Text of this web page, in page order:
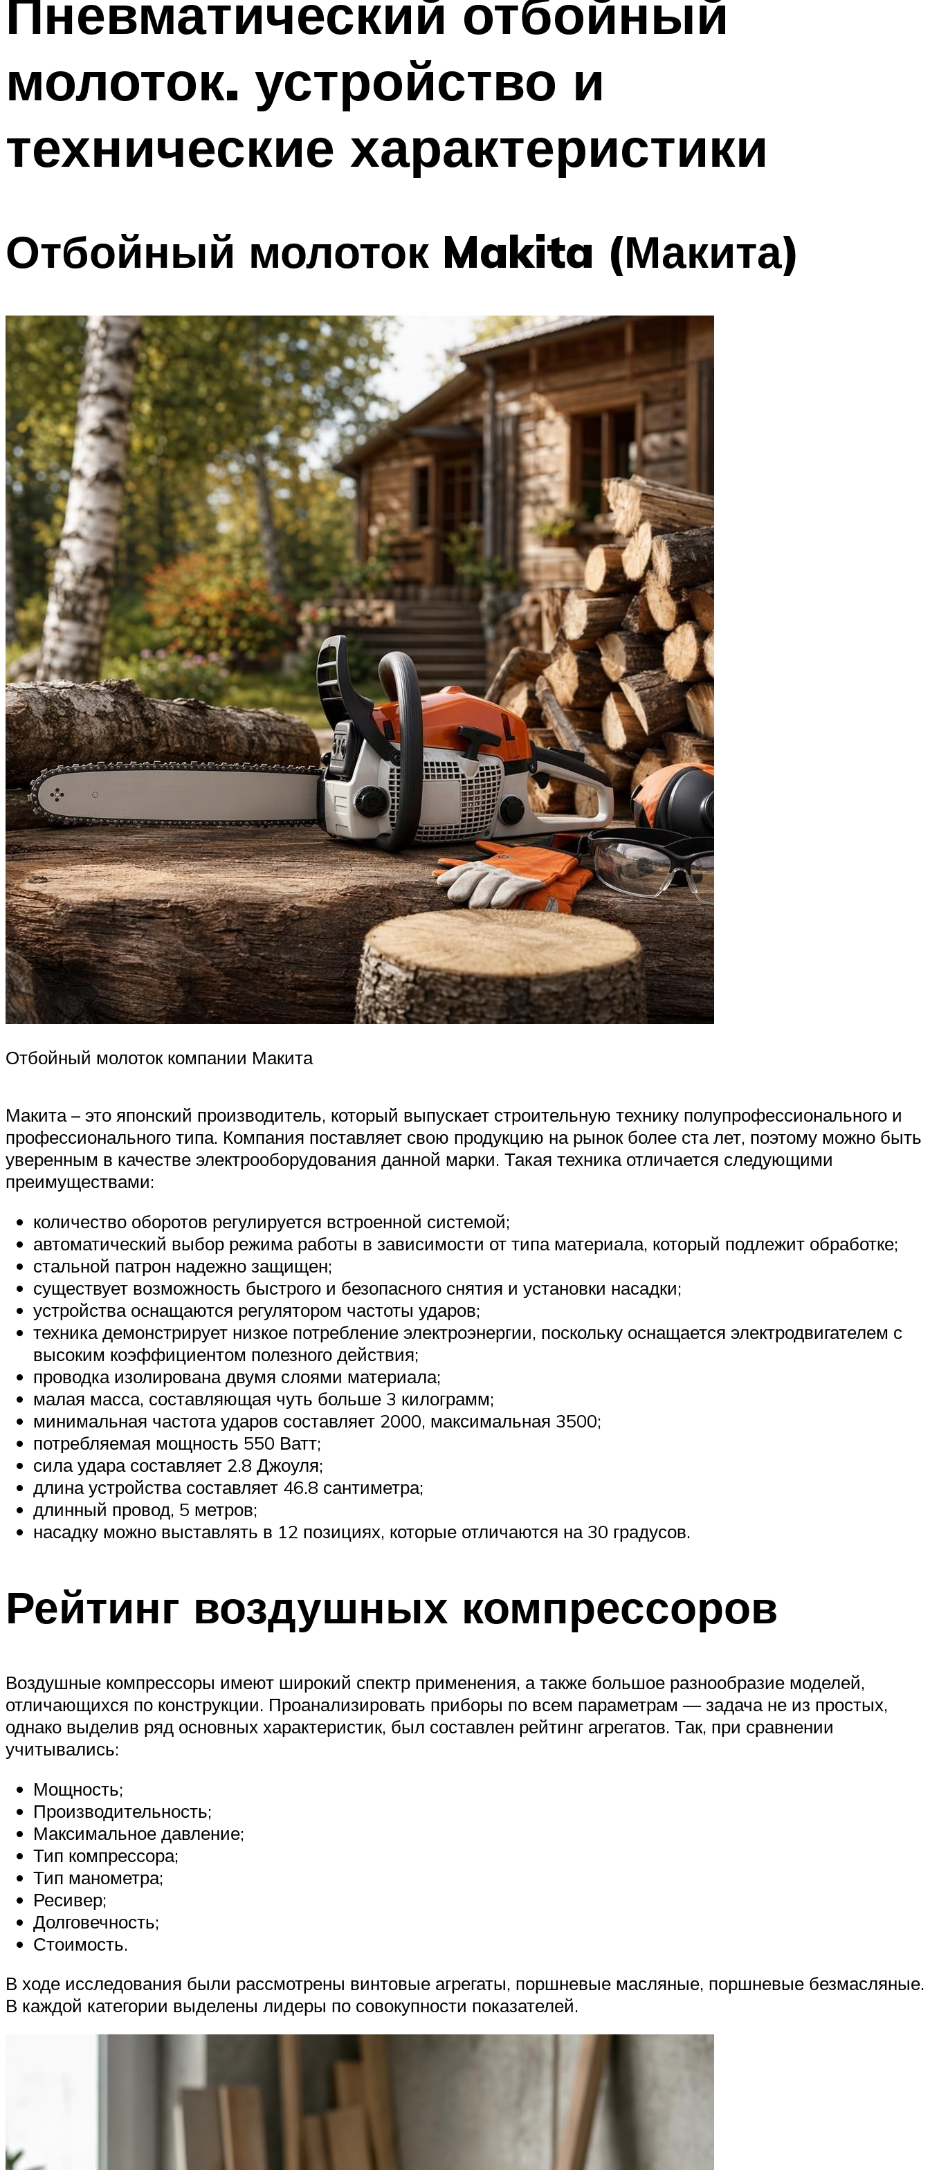
Пневматический отбойный
молоток. устройство и
технические характеристики
Отбойный молоток Makita (Макита)
Отбойный молоток компании Макита
Макита – это японский производитель, который выпускает строительную технику полупрофессионального и
профессионального типа. Компания поставляет свою продукцию на рынок более ста лет, поэтому можно быть
уверенным в качестве электрооборудования данной марки. Такая техника отличается следующими
преимуществами:
количество оборотов регулируется встроенной системой;
автоматический выбор режима работы в зависимости от типа материала, который подлежит обработке;
стальной патрон надежно защищен;
существует возможность быстрого и безопасного снятия и установки насадки;
устройства оснащаются регулятором частоты ударов;
техника демонстрирует низкое потребление электроэнергии, поскольку оснащается электродвигателем с
высоким коэффициентом полезного действия;
проводка изолирована двумя слоями материала;
малая масса, составляющая чуть больше 3 килограмм;
минимальная частота ударов составляет 2000, максимальная 3500;
потребляемая мощность 550 Ватт;
сила удара составляет 2.8 Джоуля;
длина устройства составляет 46.8 сантиметра;
длинный провод, 5 метров;
насадку можно выставлять в 12 позициях, которые отличаются на 30 градусов.
Рейтинг воздушных компрессоров
Воздушные компрессоры имеют широкий спектр применения, а также большое разнообразие моделей,
отличающихся по конструкции. Проанализировать приборы по всем параметрам — задача не из простых,
однако выделив ряд основных характеристик, был составлен рейтинг агрегатов. Так, при сравнении
учитывались:
Мощность;
Производительность;
Максимальное давление;
Тип компрессора;
Тип манометра;
Ресивер;
Долговечность;
Стоимость.
В ходе исследования были рассмотрены винтовые агрегаты, поршневые масляные, поршневые безмасляные.
В каждой категории выделены лидеры по совокупности показателей.